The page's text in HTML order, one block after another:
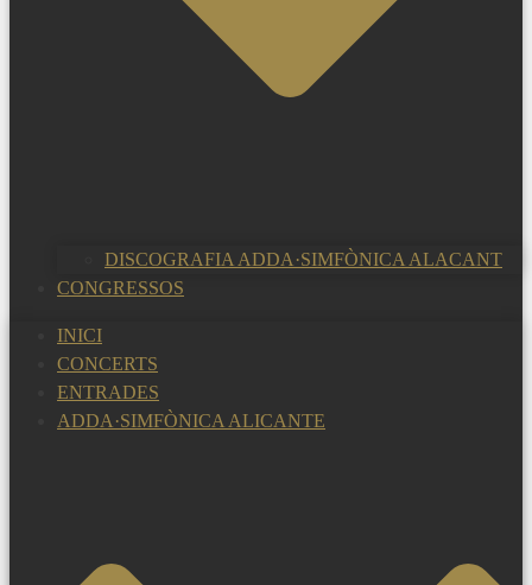
DISCOGRAFIA ADDA·SIMFÒNICA ALACANT
CONGRESSOS
INICI
CONCERTS
ENTRADES
ADDA·SIMFÒNICA ALICANTE